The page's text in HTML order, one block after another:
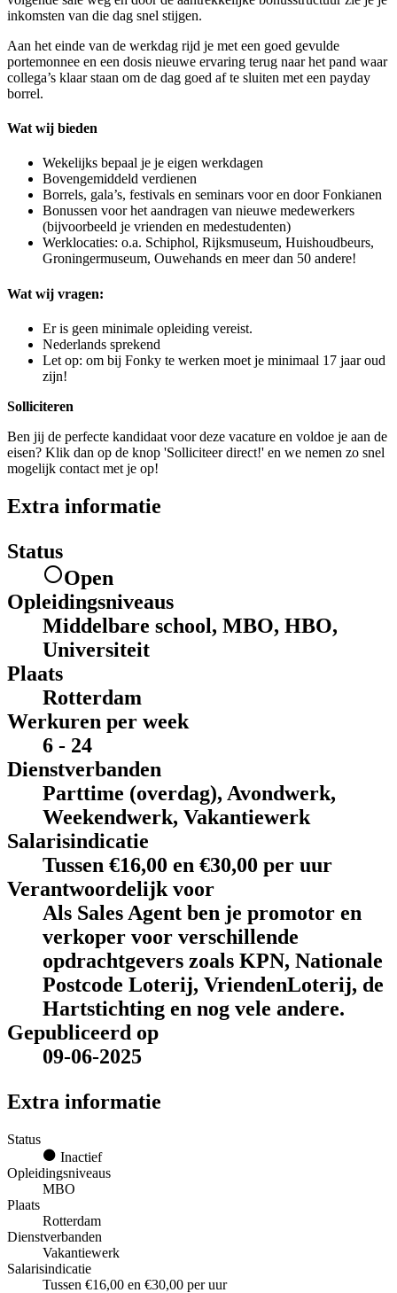
inkomsten van die dag snel stijgen.
Aan het einde van de werkdag rijd je met een goed gevulde
portemonnee en een dosis nieuwe ervaring terug naar het pand waar
collega’s klaar staan om de dag goed af te sluiten met een payday
borrel.
Wat wij bieden
Wekelijks bepaal je je eigen werkdagen
Bovengemiddeld verdienen
Borrels, gala’s, festivals en seminars voor en door Fonkianen
Bonussen voor het aandragen van nieuwe medewerkers
(bijvoorbeeld je vrienden en medestudenten)
Werklocaties: o.a. Schiphol, Rijksmuseum, Huishoudbeurs,
Groningermuseum, Ouwehands en meer dan 50 andere!
Wat wij vragen:
Er is geen minimale opleiding vereist.
Nederlands sprekend
Let op: om bij Fonky te werken moet je minimaal 17 jaar oud
zijn!
Solliciteren
Ben jij de perfecte kandidaat voor deze vacature en voldoe je aan de
eisen? Klik dan op de knop 'Solliciteer direct!' en we nemen zo snel
mogelijk contact met je op!
Extra informatie
Status
Open
Opleidingsniveaus
Middelbare school, MBO, HBO,
Universiteit
Plaats
Rotterdam
Werkuren per week
6 - 24
Dienstverbanden
Parttime (overdag), Avondwerk,
Weekendwerk, Vakantiewerk
Salarisindicatie
Tussen €16,00 en €30,00 per uur
Verantwoordelijk voor
Als Sales Agent ben je promotor en
verkoper voor verschillende
opdrachtgevers zoals KPN, Nationale
Postcode Loterij, VriendenLoterij, de
Hartstichting en nog vele andere.
Gepubliceerd op
09-06-2025
Extra informatie
Status
Inactief
Opleidingsniveaus
MBO
Plaats
Rotterdam
Dienstverbanden
Vakantiewerk
Salarisindicatie
Tussen €16,00 en €30,00 per uur